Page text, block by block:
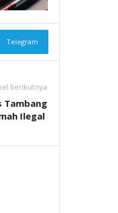
Telegram
berikutnya
Tambang
Ilegal